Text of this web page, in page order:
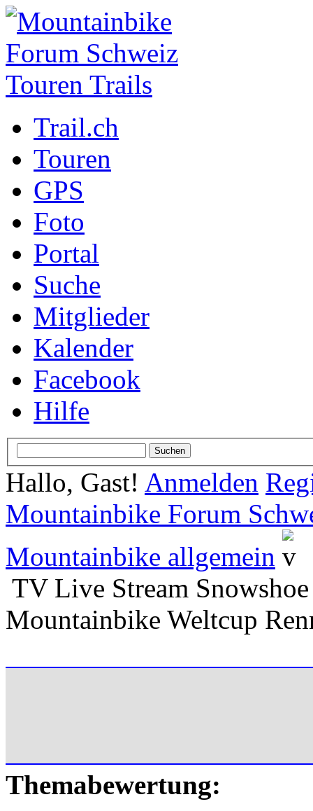
Trail.ch
Touren
GPS
Foto
Portal
Suche
Mitglieder
Kalender
Facebook
Hilfe
Hallo, Gast! Anmelden
Mountainbike Forum
Mountainbike allgemein
TV Live Stream
Mountainbike Weltcup
Themabewertung: